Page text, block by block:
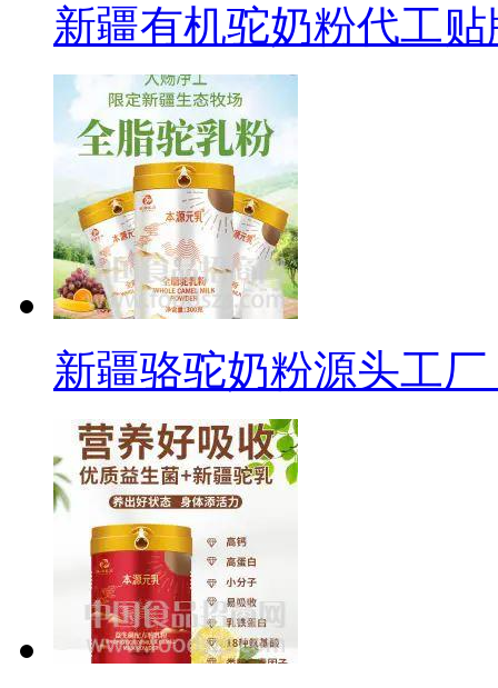
新疆有机驼奶粉代工
新疆骆驼奶粉源头工